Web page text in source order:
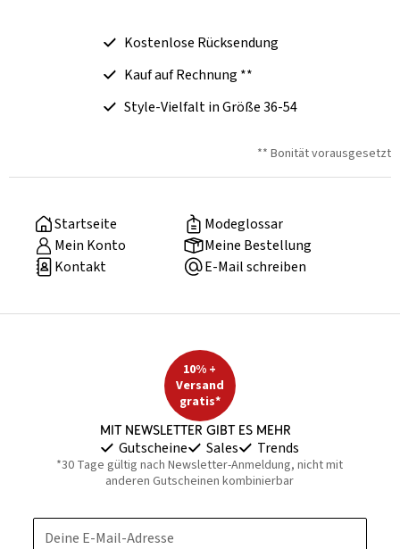
Kostenlose Rücksendung
Kauf auf Rechnung **
Style-Vielfalt in Größe 36-54
** Bonität vorausgesetzt
Startseite
Modeglossar
Mein Konto
Meine Bestellung
Kontakt
E-Mail schreiben
10% +
Versand
gratis*
Mit Newsletter gibt es mehr
Gutscheine Sales Trends
*30 Tage gültig nach Newsletter-Anmeldung, nicht mit
anderen Gutscheinen kombinierbar
Deine E-Mail-Adresse